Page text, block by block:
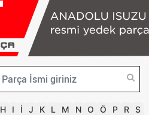
H I İ J K L M N O Ö P R S